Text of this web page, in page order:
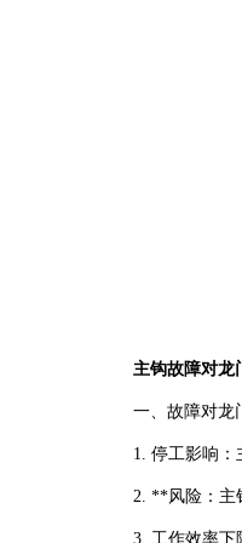
主钩故障对龙
一、故障对龙
1. 停工影响：
2. **风险：主
3. 工作效率下